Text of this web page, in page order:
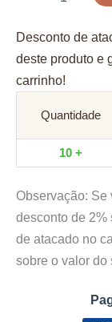
Desconto de
deste produto e
carrinho!
Quantidade
10 +
Observação: Se
desconto de 2%
de atacado no
sobre o valor do